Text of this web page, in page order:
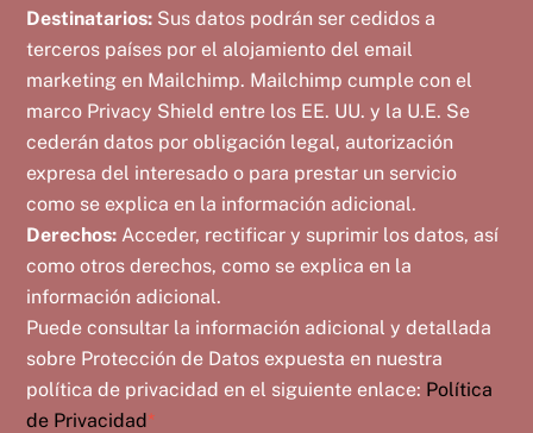
Destinatarios: Sus datos podrán ser cedidos a
terceros países por el alojamiento del email
marketing en Mailchimp. Mailchimp cumple con el
marco Privacy Shield entre los EE. UU. y la U.E. Se
cederán datos por obligación legal, autorización
expresa del interesado o para prestar un servicio
como se explica en la información adicional.
Derechos: Acceder, rectificar y suprimir los datos, así
como otros derechos, como se explica en la
información adicional.
Puede consultar la información adicional y detallada
sobre Protección de Datos expuesta en nuestra
política de privacidad en el siguiente enlace: Política
de Privacidad*